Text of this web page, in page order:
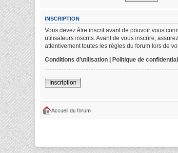
INSCRIPTION
Vous devez être inscrit avant de pouvoir vous
utilisateurs inscrits. Avant de vous inscrire,
attentivement toutes les règles du forum lors de
Conditions d’utilisation | Politique de
Inscription
Accueil du forum